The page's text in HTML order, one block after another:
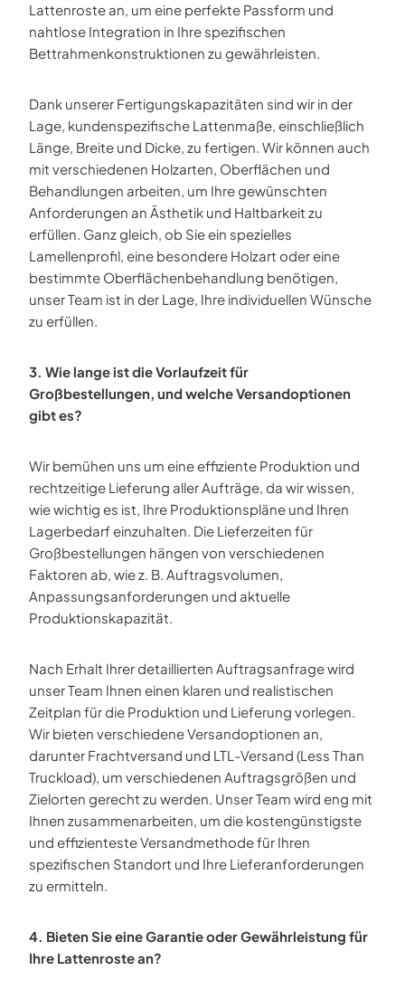
Lattenroste an, um eine perfekte Passform und
nahtlose Integration in Ihre spezifischen
Bettrahmenkonstruktionen zu gewährleisten.
Dank unserer Fertigungskapazitäten sind wir in der
Lage, kundenspezifische Lattenmaße, einschließlich
Länge, Breite und Dicke, zu fertigen. Wir können auch
mit verschiedenen Holzarten, Oberflächen und
Behandlungen arbeiten, um Ihre gewünschten
Anforderungen an Ästhetik und Haltbarkeit zu
erfüllen. Ganz gleich, ob Sie ein spezielles
Lamellenprofil, eine besondere Holzart oder eine
bestimmte Oberflächenbehandlung benötigen,
unser Team ist in der Lage, Ihre individuellen Wünsche
zu erfüllen.
3. Wie lange ist die Vorlaufzeit für
Großbestellungen, und welche Versandoptionen
gibt es?
Wir bemühen uns um eine effiziente Produktion und
rechtzeitige Lieferung aller Aufträge, da wir wissen,
wie wichtig es ist, Ihre Produktionspläne und Ihren
Lagerbedarf einzuhalten. Die Lieferzeiten für
Großbestellungen hängen von verschiedenen
Faktoren ab, wie z. B. Auftragsvolumen,
Anpassungsanforderungen und aktuelle
Produktionskapazität.
Nach Erhalt Ihrer detaillierten Auftragsanfrage wird
unser Team Ihnen einen klaren und realistischen
Zeitplan für die Produktion und Lieferung vorlegen.
Wir bieten verschiedene Versandoptionen an,
darunter Frachtversand und LTL-Versand (Less Than
Truckload), um verschiedenen Auftragsgrößen und
Zielorten gerecht zu werden. Unser Team wird eng mit
Ihnen zusammenarbeiten, um die kostengünstigste
und effizienteste Versandmethode für Ihren
spezifischen Standort und Ihre Lieferanforderungen
zu ermitteln.
4. Bieten Sie eine Garantie oder Gewährleistung für
Ihre Lattenroste an?